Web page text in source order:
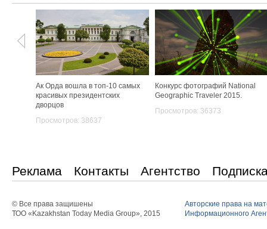
Ак Орда вошла в топ-10 самых
красивых президентских
дворцов
Просмотров: 38637
Конкурс фотографий National
Geographic Traveler 2015.
Просмотров: 36373
Реклама Контакты Агентство
© Все права защишены
ТОО «Kazakhstan Today Media Group», 2015
Авторские права на
Информационного